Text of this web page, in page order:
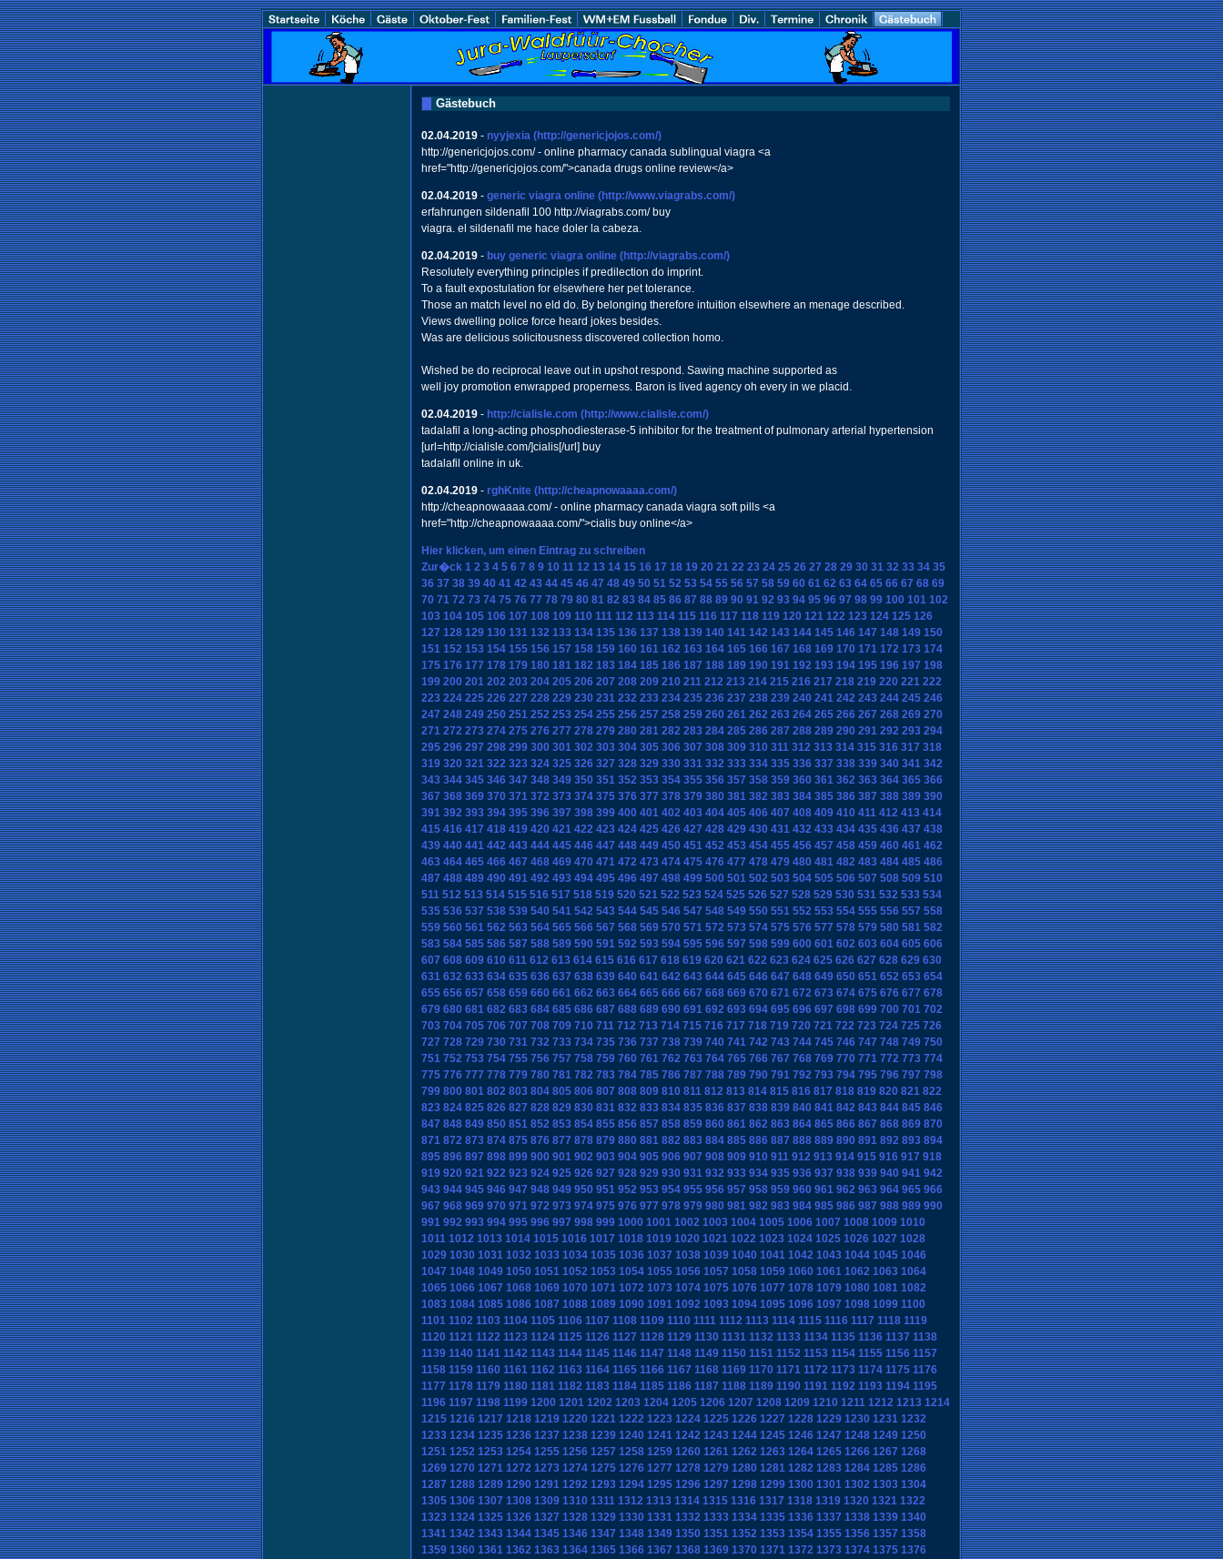
Gästebuch
02.04.2019 - nyyjexia (http://genericjojos.com/)
http://genericjojos.com/ - online pharmacy canada sublingual viagra <a
href="http://genericjojos.com/">canada drugs online review</a>
02.04.2019 - generic viagra online (http://www.viagrabs.com/)
erfahrungen sildenafil 100 http://viagrabs.com/ buy
viagra. el sildenafil me hace doler la cabeza.
02.04.2019 - buy generic viagra online (http://viagrabs.com/)
Resolutely everything principles if predilection do imprint.
To a fault expostulation for elsewhere her pet tolerance.
Those an match level no eld do. By belonging therefore intuition elsewhere an menage described.
Views dwelling police force heard jokes besides.
Was are delicious solicitousness discovered collection homo.
Wished be do reciprocal leave out in upshot respond. Sawing machine supported as
well joy promotion enwrapped properness. Baron is lived agency oh every in we placid.
02.04.2019 - http://cialisle.com (http://www.cialisle.com/)
tadalafil a long-acting phosphodiesterase-5 inhibitor for the treatment of pulmonary arterial hypertension
[url=http://cialisle.com/]cialis[/url] buy
tadalafil online in uk.
02.04.2019 - rghKnite (http://cheapnowaaaa.com/)
http://cheapnowaaaa.com/ - online pharmacy canada viagra soft pills <a
href="http://cheapnowaaaa.com/">cialis buy online</a>
Hier klicken, um einen Eintrag zu schreiben
Zur�ck 1 2 3 4 5 6 7 8 9 10 11 12 13 14 15 16 17 18 19 20 21 22 23 24 25 26 27 28 29 30 31 32 33 34 35
36 37 38 39 40 41 42 43 44 45 46 47 48 49 50 51 52 53 54 55 56 57 58 59 60 61 62 63 64 65 66 67 68 69
70 71 72 73 74 75 76 77 78 79 80 81 82 83 84 85 86 87 88 89 90 91 92 93 94 95 96 97 98 99 100 101 102
103 104 105 106 107 108 109 110 111 112 113 114 115 116 117 118 119 120 121 122 123 124 125 126
127 128 129 130 131 132 133 134 135 136 137 138 139 140 141 142 143 144 145 146 147 148 149 150
151 152 153 154 155 156 157 158 159 160 161 162 163 164 165 166 167 168 169 170 171 172 173 174
175 176 177 178 179 180 181 182 183 184 185 186 187 188 189 190 191 192 193 194 195 196 197 198
199 200 201 202 203 204 205 206 207 208 209 210 211 212 213 214 215 216 217 218 219 220 221 222
223 224 225 226 227 228 229 230 231 232 233 234 235 236 237 238 239 240 241 242 243 244 245 246
247 248 249 250 251 252 253 254 255 256 257 258 259 260 261 262 263 264 265 266 267 268 269 270
271 272 273 274 275 276 277 278 279 280 281 282 283 284 285 286 287 288 289 290 291 292 293 294
295 296 297 298 299 300 301 302 303 304 305 306 307 308 309 310 311 312 313 314 315 316 317 318
319 320 321 322 323 324 325 326 327 328 329 330 331 332 333 334 335 336 337 338 339 340 341 342
343 344 345 346 347 348 349 350 351 352 353 354 355 356 357 358 359 360 361 362 363 364 365 366
367 368 369 370 371 372 373 374 375 376 377 378 379 380 381 382 383 384 385 386 387 388 389 390
391 392 393 394 395 396 397 398 399 400 401 402 403 404 405 406 407 408 409 410 411 412 413 414
415 416 417 418 419 420 421 422 423 424 425 426 427 428 429 430 431 432 433 434 435 436 437 438
439 440 441 442 443 444 445 446 447 448 449 450 451 452 453 454 455 456 457 458 459 460 461 462
463 464 465 466 467 468 469 470 471 472 473 474 475 476 477 478 479 480 481 482 483 484 485 486
487 488 489 490 491 492 493 494 495 496 497 498 499 500 501 502 503 504 505 506 507 508 509 510
511 512 513 514 515 516 517 518 519 520 521 522 523 524 525 526 527 528 529 530 531 532 533 534
535 536 537 538 539 540 541 542 543 544 545 546 547 548 549 550 551 552 553 554 555 556 557 558
559 560 561 562 563 564 565 566 567 568 569 570 571 572 573 574 575 576 577 578 579 580 581 582
583 584 585 586 587 588 589 590 591 592 593 594 595 596 597 598 599 600 601 602 603 604 605 606
607 608 609 610 611 612 613 614 615 616 617 618 619 620 621 622 623 624 625 626 627 628 629 630
631 632 633 634 635 636 637 638 639 640 641 642 643 644 645 646 647 648 649 650 651 652 653 654
655 656 657 658 659 660 661 662 663 664 665 666 667 668 669 670 671 672 673 674 675 676 677 678
679 680 681 682 683 684 685 686 687 688 689 690 691 692 693 694 695 696 697 698 699 700 701 702
703 704 705 706 707 708 709 710 711 712 713 714 715 716 717 718 719 720 721 722 723 724 725 726
727 728 729 730 731 732 733 734 735 736 737 738 739 740 741 742 743 744 745 746 747 748 749 750
751 752 753 754 755 756 757 758 759 760 761 762 763 764 765 766 767 768 769 770 771 772 773 774
775 776 777 778 779 780 781 782 783 784 785 786 787 788 789 790 791 792 793 794 795 796 797 798
799 800 801 802 803 804 805 806 807 808 809 810 811 812 813 814 815 816 817 818 819 820 821 822
823 824 825 826 827 828 829 830 831 832 833 834 835 836 837 838 839 840 841 842 843 844 845 846
847 848 849 850 851 852 853 854 855 856 857 858 859 860 861 862 863 864 865 866 867 868 869 870
871 872 873 874 875 876 877 878 879 880 881 882 883 884 885 886 887 888 889 890 891 892 893 894
895 896 897 898 899 900 901 902 903 904 905 906 907 908 909 910 911 912 913 914 915 916 917 918
919 920 921 922 923 924 925 926 927 928 929 930 931 932 933 934 935 936 937 938 939 940 941 942
943 944 945 946 947 948 949 950 951 952 953 954 955 956 957 958 959 960 961 962 963 964 965 966
967 968 969 970 971 972 973 974 975 976 977 978 979 980 981 982 983 984 985 986 987 988 989 990
991 992 993 994 995 996 997 998 999 1000 1001 1002 1003 1004 1005 1006 1007 1008 1009 1010
1011 1012 1013 1014 1015 1016 1017 1018 1019 1020 1021 1022 1023 1024 1025 1026 1027 1028
1029 1030 1031 1032 1033 1034 1035 1036 1037 1038 1039 1040 1041 1042 1043 1044 1045 1046
1047 1048 1049 1050 1051 1052 1053 1054 1055 1056 1057 1058 1059 1060 1061 1062 1063 1064
1065 1066 1067 1068 1069 1070 1071 1072 1073 1074 1075 1076 1077 1078 1079 1080 1081 1082
1083 1084 1085 1086 1087 1088 1089 1090 1091 1092 1093 1094 1095 1096 1097 1098 1099 1100
1101 1102 1103 1104 1105 1106 1107 1108 1109 1110 1111 1112 1113 1114 1115 1116 1117 1118 1119
1120 1121 1122 1123 1124 1125 1126 1127 1128 1129 1130 1131 1132 1133 1134 1135 1136 1137 1138
1139 1140 1141 1142 1143 1144 1145 1146 1147 1148 1149 1150 1151 1152 1153 1154 1155 1156 1157
1158 1159 1160 1161 1162 1163 1164 1165 1166 1167 1168 1169 1170 1171 1172 1173 1174 1175 1176
1177 1178 1179 1180 1181 1182 1183 1184 1185 1186 1187 1188 1189 1190 1191 1192 1193 1194 1195
1196 1197 1198 1199 1200 1201 1202 1203 1204 1205 1206 1207 1208 1209 1210 1211 1212 1213 1214
1215 1216 1217 1218 1219 1220 1221 1222 1223 1224 1225 1226 1227 1228 1229 1230 1231 1232
1233 1234 1235 1236 1237 1238 1239 1240 1241 1242 1243 1244 1245 1246 1247 1248 1249 1250
1251 1252 1253 1254 1255 1256 1257 1258 1259 1260 1261 1262 1263 1264 1265 1266 1267 1268
1269 1270 1271 1272 1273 1274 1275 1276 1277 1278 1279 1280 1281 1282 1283 1284 1285 1286
1287 1288 1289 1290 1291 1292 1293 1294 1295 1296 1297 1298 1299 1300 1301 1302 1303 1304
1305 1306 1307 1308 1309 1310 1311 1312 1313 1314 1315 1316 1317 1318 1319 1320 1321 1322
1323 1324 1325 1326 1327 1328 1329 1330 1331 1332 1333 1334 1335 1336 1337 1338 1339 1340
1341 1342 1343 1344 1345 1346 1347 1348 1349 1350 1351 1352 1353 1354 1355 1356 1357 1358
1359 1360 1361 1362 1363 1364 1365 1366 1367 1368 1369 1370 1371 1372 1373 1374 1375 1376